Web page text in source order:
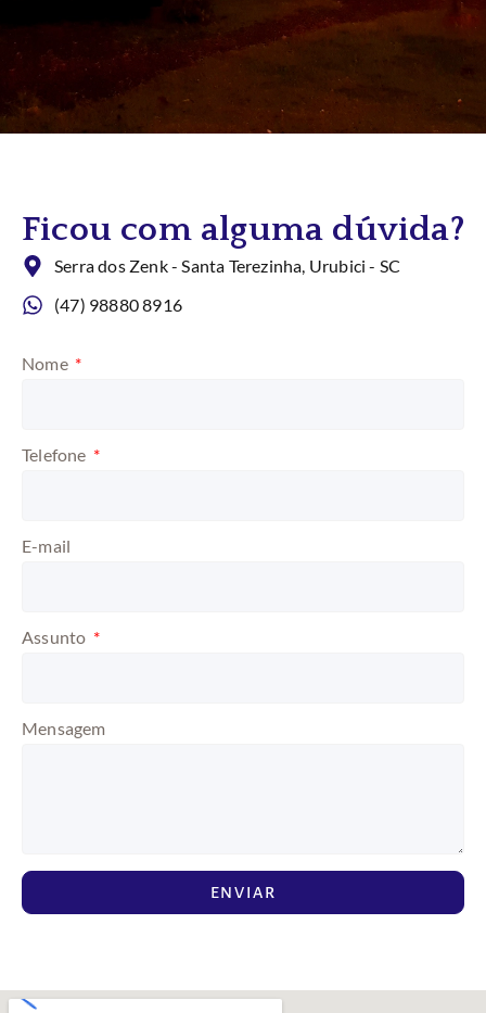
Ficou com alguma dúvida?
Serra dos Zenk - Santa Terezinha, Urubici - SC
(47) 98880 8916
Nome
Telefone
E-mail
Assunto
Mensagem
ENVIAR